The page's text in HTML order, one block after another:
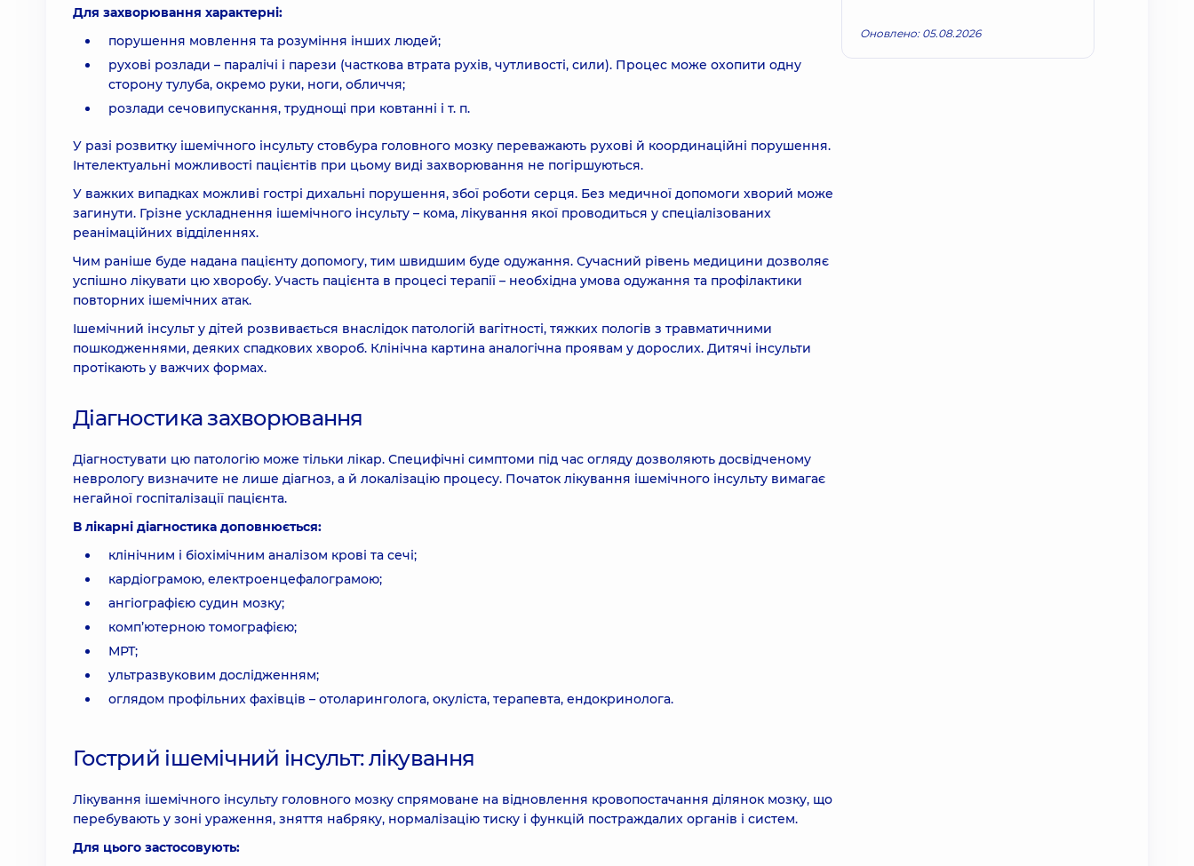
Для захворювання характерні:
порушення мовлення та розуміння інших людей;
рухові розлади – паралічі і парези (часткова втрата рухів, чутливості, сили). Процес може охопити одну
сторону тулуба, окремо руки, ноги, обличчя;
розлади сечовипускання, труднощі при ковтанні і т. п.
У разі розвитку ішемічного інсульту стовбура головного мозку переважають рухові й координаційні порушення.
Інтелектуальні можливості пацієнтів при цьому виді захворювання не погіршуються.
У важких випадках можливі гострі дихальні порушення, збої роботи серця. Без медичної допомоги хворий може
загинути. Грізне ускладнення ішемічного інсульту – кома, лікування якої проводиться у спеціалізованих
реанімаційних відділеннях.
Чим раніше буде надана пацієнту допомогу, тим швидшим буде одужання. Сучасний рівень медицини дозволяє
успішно лікувати цю хворобу. Участь пацієнта в процесі терапії – необхідна умова одужання та профілактики
повторних ішемічних атак.
Ішемічний інсульт у дітей розвивається внаслідок патологій вагітності, тяжких пологів з травматичними
пошкодженнями, деяких спадкових хвороб. Клінічна картина аналогічна проявам у дорослих. Дитячі інсульти
протікають у важчих формах.
Діагностика захворювання
Діагностувати цю патологію може тільки лікар. Специфічні симптоми під час огляду дозволяють досвідченому
неврологу визначите не лише діагноз, а й локалізацію процесу. Початок лікування ішемічного інсульту вимагає
негайної госпіталізації пацієнта.
В лікарні діагностика доповнюється:
клінічним і біохімічним аналізом крові та сечі;
кардіограмою, електроенцефалограмою;
ангіографією судин мозку;
комп’ютерною томографією;
МРТ;
ультразвуковим дослідженням;
оглядом профільних фахівців – отоларинголога, окуліста, терапевта, ендокринолога.
Гострий ішемічний інсульт: лікування
Лікування ішемічного інсульту головного мозку спрямоване на відновлення кровопостачання ділянок мозку, що
перебувають у зоні ураження, зняття набряку, нормалізацію тиску і функцій постраждалих органів і систем.
Для цього застосовують:
Оновлено: 05.08.2026